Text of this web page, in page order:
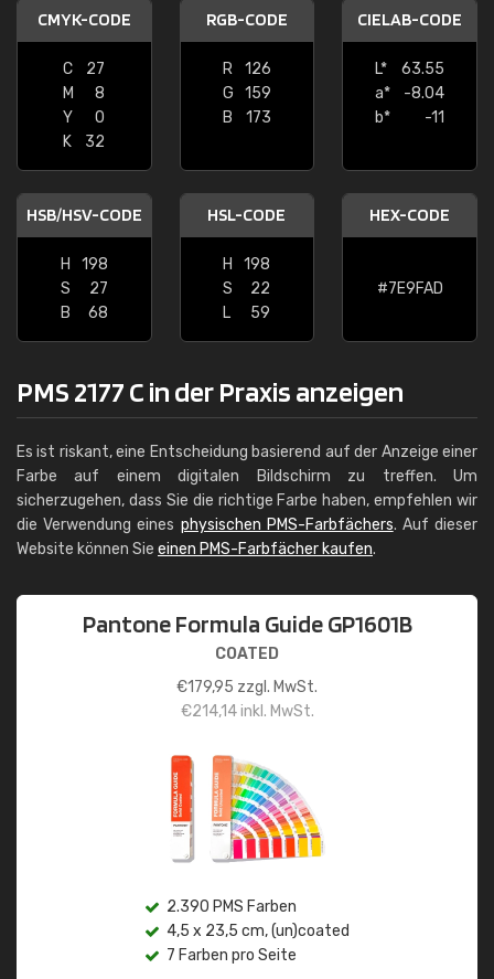
CMYK-CODE
C
27
M
8
Y
0
K
32
RGB-CODE
R
126
G
159
B
173
CIELAB-CODE
L*
63.55
a*
-8.04
b*
-11
HSB/HSV-CODE
H
198
S
27
B
68
HSL-CODE
H
198
S
22
L
59
HEX-CODE
#7E9FAD
PMS 2177 C in der Praxis anzeigen
Es ist riskant, eine Entscheidung basierend auf der Anzeige einer
Farbe auf einem digitalen Bildschirm zu treffen. Um
sicherzugehen, dass Sie die richtige Farbe haben, empfehlen wir
die Verwendung eines physischen PMS-Farbfächers. Auf dieser
Website können Sie einen PMS-Farbfächer kaufen.
Pantone Formula Guide GP1601B
COATED
€179,95 zzgl. MwSt.
€214,14inkl. MwSt.
2.390 PMS Farben
4,5 x 23,5 cm, (un)coated
7 Farben pro Seite